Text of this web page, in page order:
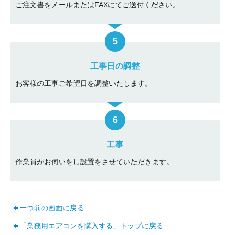
ご注文書をメールまたはFAXにてご送付ください。
工事日の調整
お客様の工事ご希望日を調整いたします。
工事
作業員がお伺いをし設置をさせていただきます。
一つ前の画面に戻る
「業務用エアコンを購入する」トップに戻る